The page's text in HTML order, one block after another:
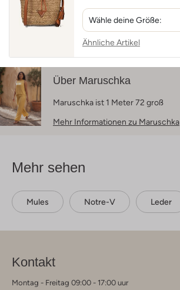
Wähle deine Größe:
Ähnliche Artikel
Über Maruschka
Maruschka ist 1 Meter 72 groß
Mehr Informationen zu Maruschka
Mehr sehen
Mules Notre-V Leder
Kontakt
Montag - Freitag 09:00 - 17:00 uur